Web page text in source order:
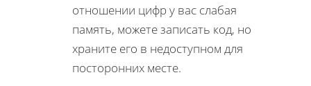
отношении цифр у вас слабая
память, можете записать код, но
храните его в недоступном для
посторонних месте.